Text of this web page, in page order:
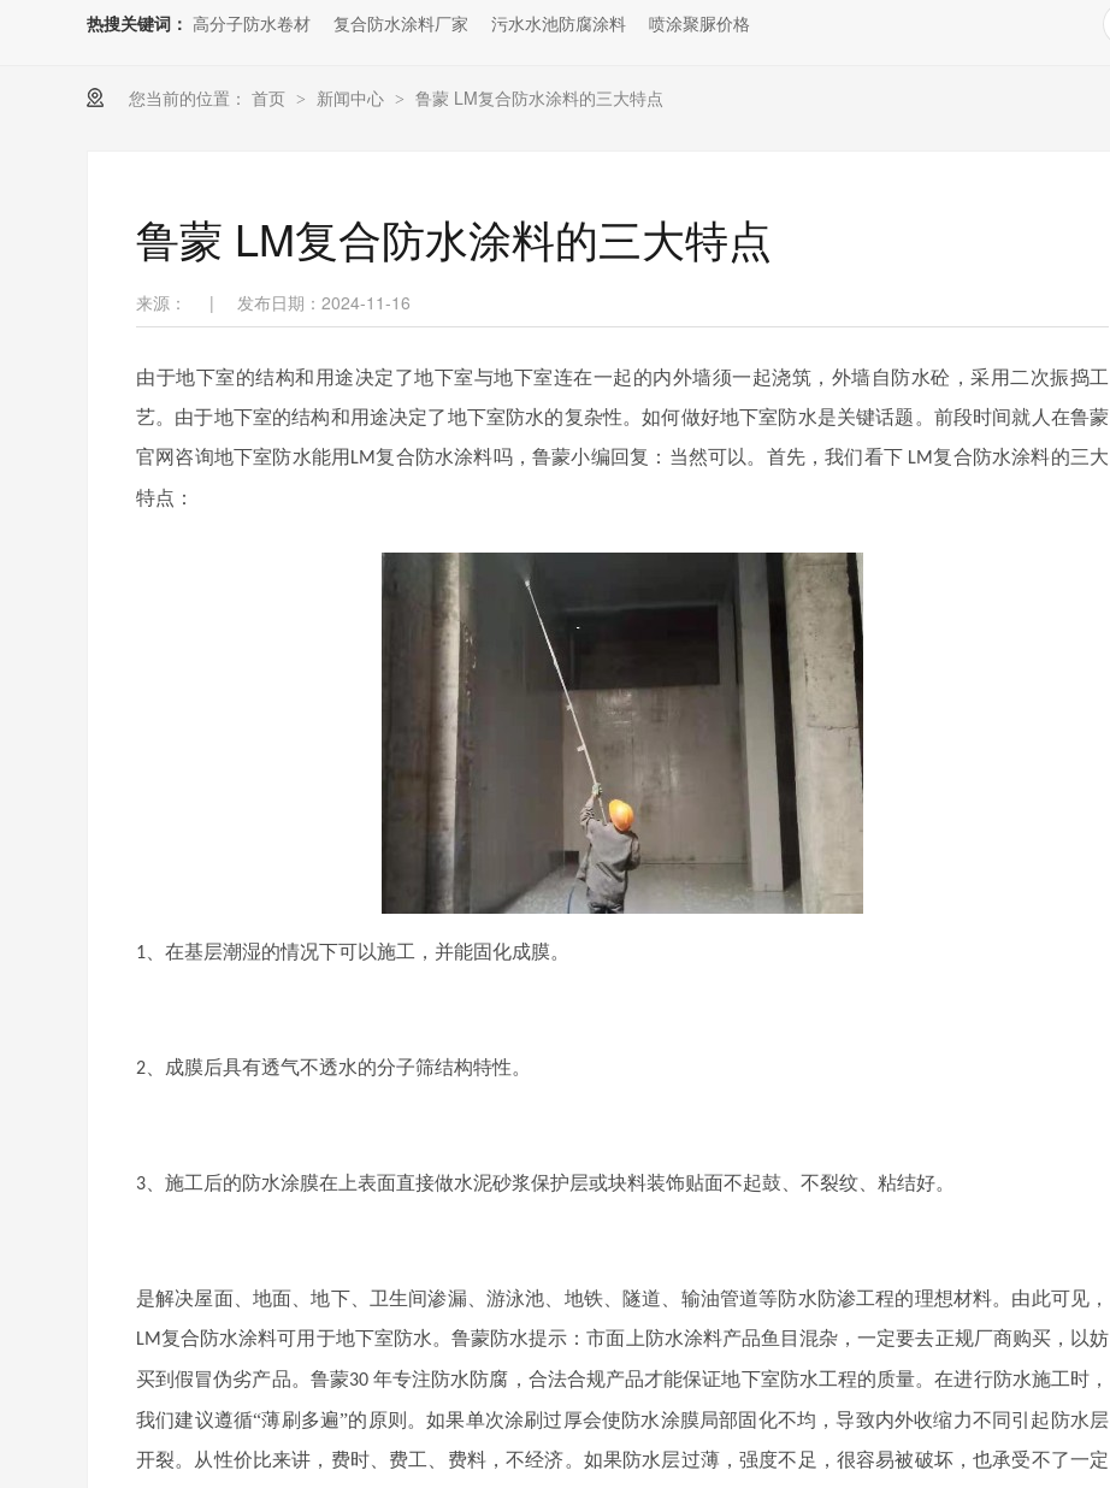
热搜关键词： 高分子防水卷材 复合防水涂料厂家 污水水池防腐涂料 喷涂聚脲价格
您当前的位置： 首页 > 新闻中心 > 鲁蒙 LM复合防水涂料的三大特点
鲁蒙 LM复合防水涂料的三大特点
来源： | 发布日期：2024-11-16
由于地下室的结构和用途决定了地下室与地下室连在一起的内外墙须一起浇筑，外墙自防水砼，采用二次振捣工
艺。由于地下室的结构和用途决定了地下室防水的复杂性。如何做好地下室防水是关键话题。前段时间就人在鲁蒙
官网咨询地下室防水能用 LM复合防水涂料吗，鲁蒙小编回复：当然可以。首先，我们看下 LM复合防水涂料的三大
特点：
1 、在基层潮湿的情况下可以施工，并能固化成膜。
2 、成膜后具有透气不透水的分子筛结构特性。
3 、施工后的防水涂膜在上表面直接做水泥砂浆保护层或块料装饰贴面不起鼓、不裂纹、粘结好。
是解决屋面、地面、地下、卫生间渗漏、游泳池、地铁、隧道、输油管道等防水防渗工程的理想材料。由此可见，
LM复合防水涂料可用于地下室防水。鲁蒙防水提示：市面上防水涂料产品鱼目混杂，一定要去正规厂商购买，以妨
买到假冒伪劣产品。鲁蒙30 年专注防水防腐，合法合规产品才能保证地下室防水工程的质量。在进行防水施工时，
我们建议遵循“薄刷多遍”的原则。如果单次涂刷过厚会使防水涂膜局部固化不均，导致内外收缩力不同引起防水层
开裂。从性价比来讲，费时、费工、费料，不经济。如果防水层过薄，强度不足，很容易被破坏，也承受不了一定